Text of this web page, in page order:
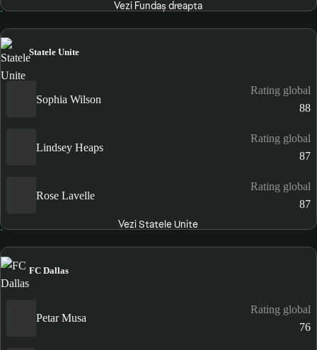
Vezi Fundaș dreapta
Statele Unite
Sophia Wilson
Rating global
88
Lindsey Heaps
Rating global
87
Rose Lavelle
Rating global
87
Vezi Statele Unite
FC Dallas
Petar Musa
Rating global
76